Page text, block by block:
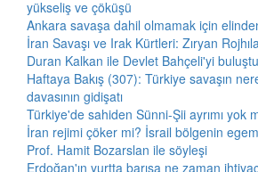
yükseliş ve çöküşü
Ankara savaşa dahil olmamak için
İran Savaşı ve Irak Kürtleri: Zıryan
Duran Kalkan ile Devlet Bahçeli'yi
Haftaya Bakış (307): Türkiye savaşın
davasının gidişatı
Türkiye'de sahiden Sünni-Şii ayrımı yok
İran rejimi çöker mi? İsrail bölgenin
Prof. Hamit Bozarslan ile söyleşi
Erdoğan'ın yurtta barışa ne zaman